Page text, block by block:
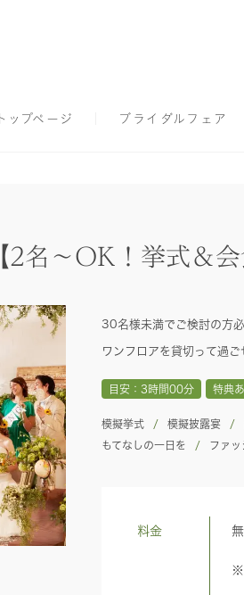
トップページ ブライダルフェア
2名～OK！挙式＆
30名様未満でご検討の方
ワンフロアを貸切って過
目安：3時間00分 特典
模擬挙式 模擬披露宴
もてなしの一日を
ファッ
料金
※